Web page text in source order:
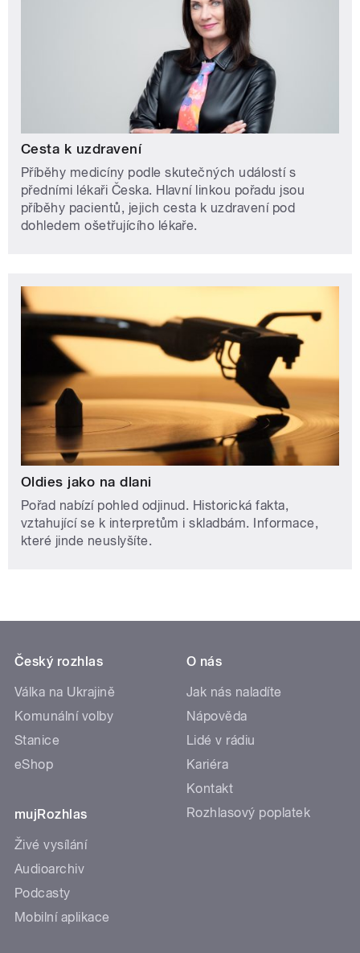
Cesta k uzdravení
Příběhy medicíny podle skutečných událostí s
předními lékaři Česka. Hlavní linkou pořadu jsou
příběhy pacientů, jejich cesta k uzdravení pod
dohledem ošetřujícího lékaře.
Oldies jako na dlani
Pořad nabízí pohled odjinud. Historická fakta,
vztahující se k interpretům i skladbám. Informace,
které jinde neuslyšíte.
Český rozhlas
Válka na Ukrajině
Komunální volby
Stanice
eShop
mujRozhlas
Živé vysílání
Audioarchiv
Podcasty
Mobilní aplikace
O nás
Jak nás naladíte
Nápověda
Lidé v rádiu
Kariéra
Kontakt
Rozhlasový poplatek